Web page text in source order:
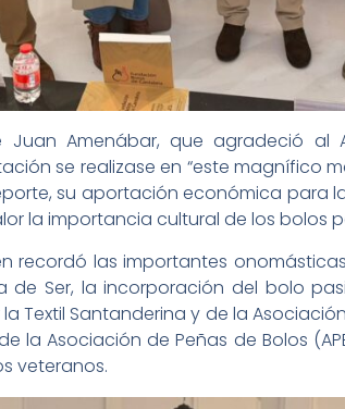
Amenábar, que agradeció al
se realizase en “este magnífico
su aportación económica para
la importancia cultural de los bolos
recordó las importantes
de Ser, la incorporación del bolo
Textil Santanderina y de la
la Asociación de Peñas de Bolos
veteranos.